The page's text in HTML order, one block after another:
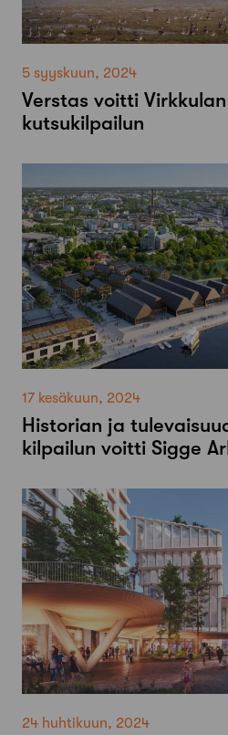
5 syyskuun, 2024
Verstas voitti
kutsukilpailun
17 kesäkuun, 2024
Historian ja
kilpailun voitti Sigge
24 huhtikuun, 2024